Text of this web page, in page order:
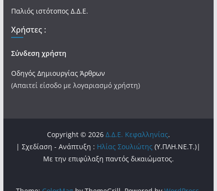
Παλιός ιστότοπος Δ.Δ.Ε.
Χρήστες :
Σύνδεση χρήστη
Οδηγός Δημιουργίας Άρθρων
(Απαιτεί είσοδο με λογαριασμό χρήστη)
Copyright © 2026 Δ.Δ.Ε. Κεφαλληνίας.
| Σχεδίαση - Ανάπτυξη : Ηλίας Σουλιώτης (Υ.ΠΛΗ.ΝΕ.Τ.)|
Με την επιφύλαξη παντός δικαιώματος.